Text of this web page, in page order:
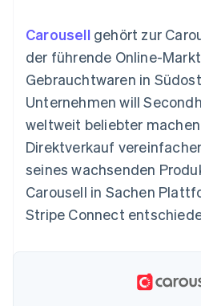
125
Zahlungen vor Ort
Authorization
Optimierung der
Autorisierungsraten
Beschleunigter
Bezahlvorgang
Connections
Verbundene
Finanzdaten
SaaS
Nach Branche
KI-Unternehmen
Creator
Gaming
Bewirtung,
Freizeit
Gemeinnützige
Abrechnung um
Stablecoin-
Karten
geht´s
Bereitstellung
Verwaltung von
Diensten mit
Ressourcen
App-
Stripe
Karriere
Newsroom
Stripe Press
Kontakt
Sales-Team
kontaktieren
Partner
Carousell gehört zur
der führende Online-
Gebrauchtwaren in
Unternehmen will
weltweit beliebter
Direktverkauf
seines wachsenden
Carousell in Sachen
Stripe Connect